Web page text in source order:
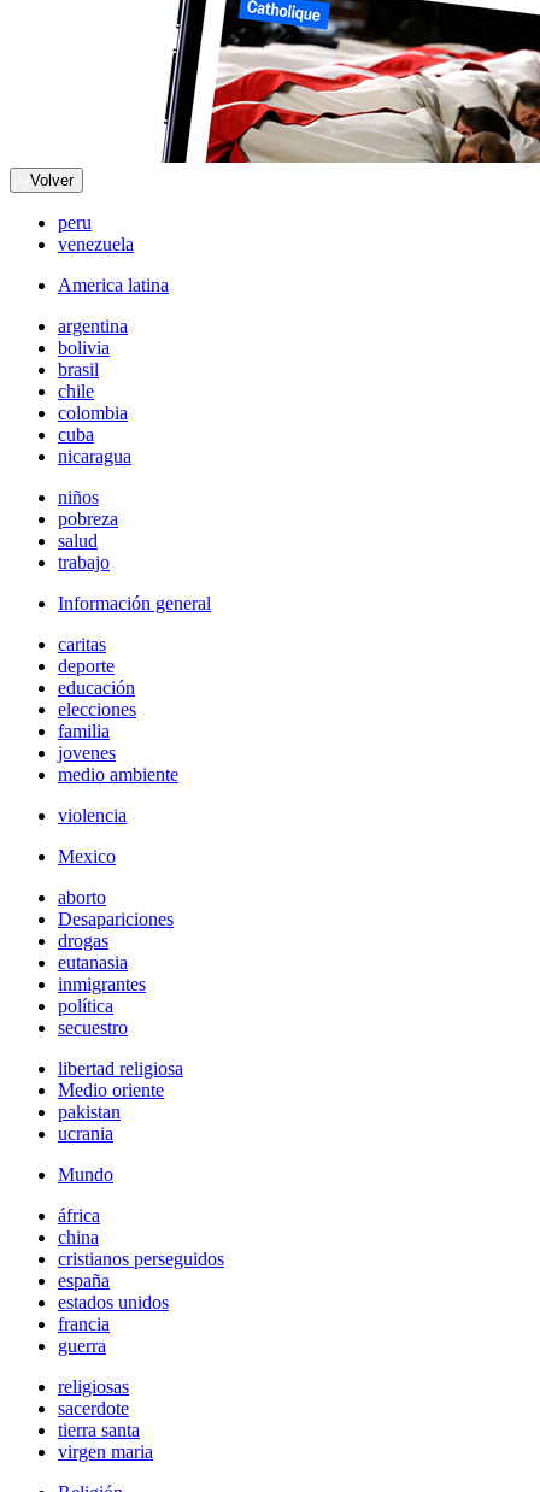
Volver
peru
venezuela
America latina
argentina
bolivia
brasil
chile
colombia
cuba
nicaragua
niños
pobreza
salud
trabajo
Información general
caritas
deporte
educación
elecciones
familia
jovenes
medio ambiente
violencia
Mexico
aborto
Desapariciones
drogas
eutanasia
inmigrantes
política
secuestro
libertad religiosa
Medio oriente
pakistan
ucrania
Mundo
áfrica
china
cristianos perseguidos
españa
estados unidos
francia
guerra
religiosas
sacerdote
tierra santa
virgen maria